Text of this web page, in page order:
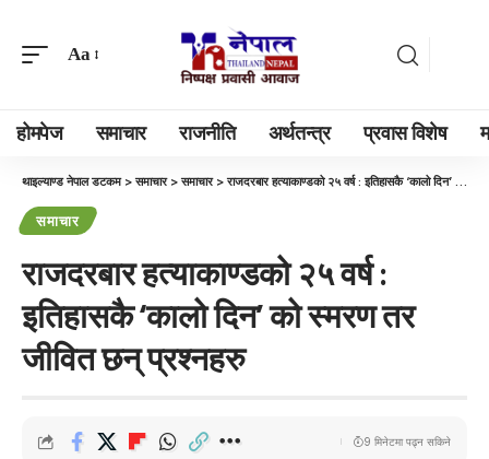
Aa
होमपेज समाचार राजनीति अर्थतन्त्र प्रवास विशेष
थाइल्याण्ड नेपाल डटकम>समाचार>समाचार>राजदरबार हत्याकाण्डको २५ वर्ष : इतिहासकै ‘कालो दिन’ को स्मरण तर जीवित छन् प्रश्नहरु
समाचार
राजदरबार हत्याकाण्डको २५ वर्ष :
इतिहासकै ‘कालो दिन’ को स्मरण तर
जीवित छन् प्रश्नहरु
9 मिनेटमा पढ्न सकिने